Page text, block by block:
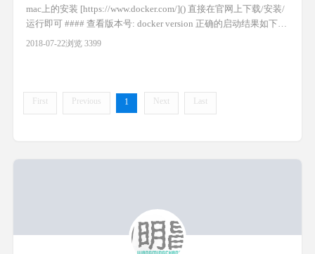
mac上的安装 [https://www.docker.com/]() 直接在官网上下载/安装/
运行即可 #### 查看版本号: docker version 正确的启动结果如下
Client: Version: 18.03.1-ce API version: 1.37 Go version: go1.9.5 Git
2018-07-22浏览 3399
First Previous 1 Next Last